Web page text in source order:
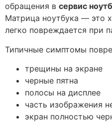
обращения в сервис
Матрица ноутбука — это
легко повреждается при
Типичные симптомы
трещины на экране
черные пятна
полосы на дисплее
часть изображения
экран полностью